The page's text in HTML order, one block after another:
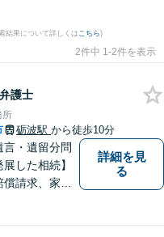
結果について詳しくは こちら)
2件中 1-2件を表示
弁護士
所
砺波駅 から徒歩10分
言・遺留分問
した相続】
償請求、家族
詳細を見
る